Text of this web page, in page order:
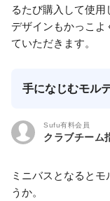
るたび購入して使用
デザインもかっこ
ていただきます。
手になじむモル
Sufu有料会員
クラブチーム
ミニバスとなると
うか。